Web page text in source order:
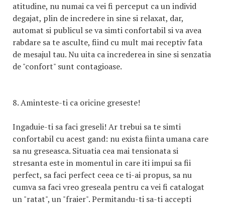
atitudine, nu numai ca vei fi perceput ca un individ
degajat, plin de incredere in sine si relaxat, dar,
automat si publicul se va simti confortabil si va avea
rabdare sa te asculte, fiind cu mult mai receptiv fata
de mesajul tau. Nu uita ca increderea in sine si senzatia
de "confort" sunt contagioase.
8. Aminteste-ti ca oricine greseste!
Ingaduie-ti sa faci greseli! Ar trebui sa te simti
confortabil cu acest gand: nu exista fiinta umana care
sa nu greseasca. Situatia cea mai tensionata si
stresanta este in momentul in care iti impui sa fii
perfect, sa faci perfect ceea ce ti-ai propus, sa nu
cumva sa faci vreo greseala pentru ca vei fi catalogat
un "ratat", un "fraier". Permitandu-ti sa-ti accepti